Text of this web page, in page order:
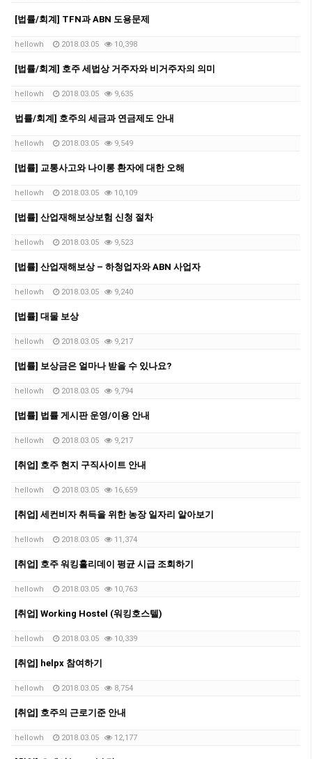
[법률/회계] TFN과 ABN 도용문제
hellowh 2018.03.05 10,398
[법률/회계] 호주 세법상 거주자와 비거주자의 의미
hellowh 2018.03.05 9,635
법률/회계] 호주의 세금과 연금제도 안내
hellowh 2018.03.05 9,549
[법률] 교통사고와 나이롱 환자에 대한 오해
hellowh 2018.03.05 10,109
[법률] 산업재해보상보험 신청 절차
hellowh 2018.03.05 9,523
[법률] 산업재해보상 – 하청업자와 ABN 사업자
hellowh 2018.03.05 9,240
[법률] 대물 보상
hellowh 2018.03.05 9,217
[법률] 보상금은 얼마나 받을 수 있나요?
hellowh 2018.03.05 9,794
[법률] 법률 게시판 운영/이용 안내
hellowh 2018.03.05 9,217
[취업] 호주 현지 구직사이트 안내
hellowh 2018.03.05 16,659
[취업] 세컨비자 취득을 위한 농장 일자리 알아보기
hellowh 2018.03.05 11,374
[취업] 호주 워킹홀리데이 평균 시급 조회하기
hellowh 2018.03.05 10,763
[취업] Working Hostel (워킹호스텔)
hellowh 2018.03.05 10,339
[취업] helpx 참여하기
hellowh 2018.03.05 8,754
[취업] 호주의 근로기준 안내
hellowh 2018.03.05 12,177